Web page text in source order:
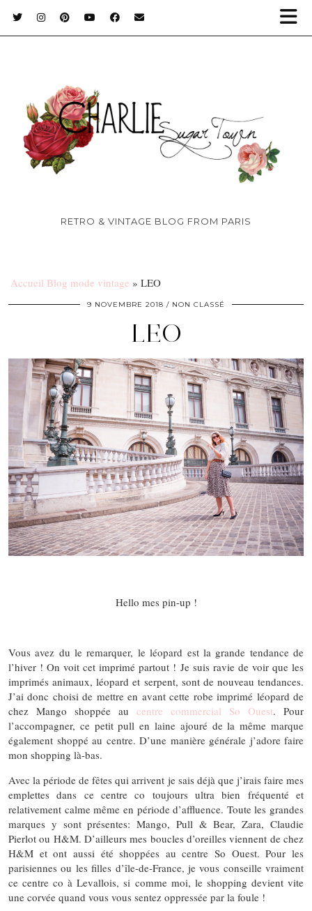
RETRO & VINTAGE BLOG FROM PARIS
Accueil Blog mode vintage » LEO
9 NOVEMBRE 2018 NON CLASSÉ
LEO
Hello mes pin-up !
Vous avez du le remarquer, le léopard est la grande tendance de
l’hiver ! On voit cet imprimé partout ! Je suis ravie de voir que les
imprimés animaux, léopard et serpent, sont de nouveau tendances.
J’ai donc choisi de mettre en avant cette robe imprimé léopard de
chez Mango shoppée au centre commercial So Ouest. Pour
l’accompagner, ce petit pull en laine ajouré de la même marque
également shoppé au centre. D’une manière générale j’adore faire
mon shopping là-bas.
Avec la période de fêtes qui arrivent je sais déjà que j’irais faire mes
emplettes dans ce centre co toujours ultra bien fréquenté et
relativement calme même en période d’affluence. Toute les grandes
marques y sont présentes: Mango, Pull & Bear, Zara, Claudie
Pierlot ou H&M. D’ailleurs mes boucles d’oreilles viennent de chez
H&M et ont aussi été shoppées au centre So Ouest. Pour les
parisiennes ou les filles d’île-de-France, je vous conseille vraiment
ce centre co à Levallois, si comme moi, le shopping devient vite
une corvée quand vous vous sentez oppressée par la foule !